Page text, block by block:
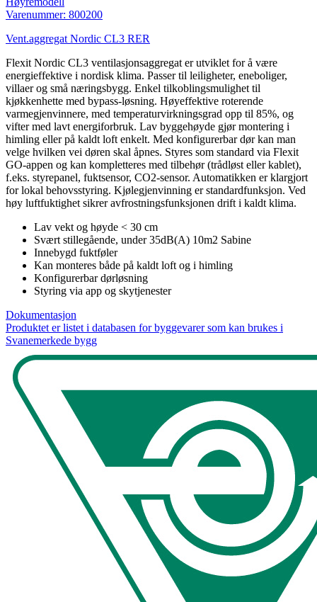
Varenummer: 800200
Vent.aggregat Nordic CL3 RER
Flexit Nordic CL3 ventilasjonsaggregat er utviklet for å være
energieffektive i nordisk klima. Passer til leiligheter, eneboliger,
villaer og små næringsbygg. Enkel tilkoblingsmulighet til
kjøkkenhette med bypass-løsning. Høyeffektive roterende
varmegjenvinnere, med temperaturvirkningsgrad opp til 85%, og
vifter med lavt energiforbruk. Lav byggehøyde gjør montering i
himling eller på kaldt loft enkelt. Med konfigurerbar dør kan man
velge hvilken vei døren skal åpnes. Styres som standard via Flexit
GO-appen og kan kompletteres med tilbehør (trådløst eller kablet),
f.eks. styrepanel, fuktsensor, CO2-sensor. Automatikken er klargjort
for lokal behovsstyring. Kjølegjenvinning er standardfunksjon. Ved
høy luftfuktighet sikrer avfrostningsfunksjonen drift i kaldt klima.
Lav vekt og høyde < 30 cm
Svært stillegående, under 35dB(A) 10m2 Sabine
Innebygd fuktføler
Kan monteres både på kaldt loft og i himling
Konfigurerbar dørløsning
Styring via app og skytjenester
Dokumentasjon
Produktet er listet i databasen for byggevarer som kan brukes i
Svanemerkede bygg